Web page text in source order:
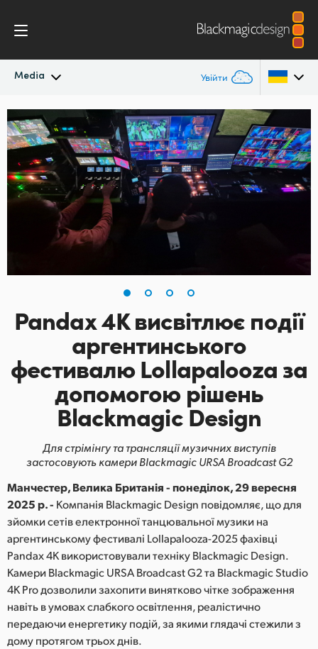
Media Увійти
Останні новини
Архів новин
Галерея зображень
Argentina
Australia
Austria
Brazil
Canada
Finland
Germany
Hong Kong SAR, China
India
Italy
Korea
Mexico
Malaysia
Pandax 4K висвітлює події
аргентинського
фестивалюLollapalooza за
допомогоюрішень
Blackmagic Design
Для стрімінгу та трансляції музичних виступів
застосовують камери Blackmagic URSA Broadcast G2
Манчестер, Велика Британія - понеділок, 29 вересня
2025 р. - Компанія Blackmagic Design повідомляє, що для
зйомки сетів електронної танцювальної музики на
аргентинському фестивалі Lollapalooza-2025 фахівці
Pandax 4K використовували техніку Blackmagic Design.
Камери Blackmagic URSA Broadcast G2 та Blackmagic Studio
4K Pro дозволили захопити винятково чітке зображення
навіть в умовах слабкого освітлення, реалістично
передаючи енергетику подій, за якими глядачі стежили з
дому протягом трьох днів.